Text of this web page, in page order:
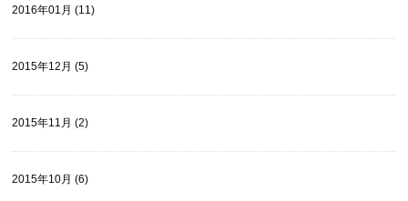
2016年01月 (11)
2015年12月 (5)
2015年11月 (2)
2015年10月 (6)